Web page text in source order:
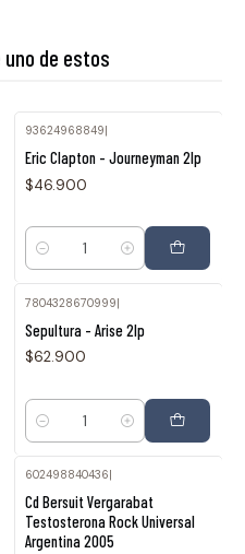
de estos
93624968849|
Eric Clapton - Journeyman 2lp
$46.900
Cantidad
7804328670999|
Sepultura - Arise 2lp
$62.900
Cantidad
602498840436
Cd Bersuit Vergarabat
Testosterona Rock Universal
Argentina 2005